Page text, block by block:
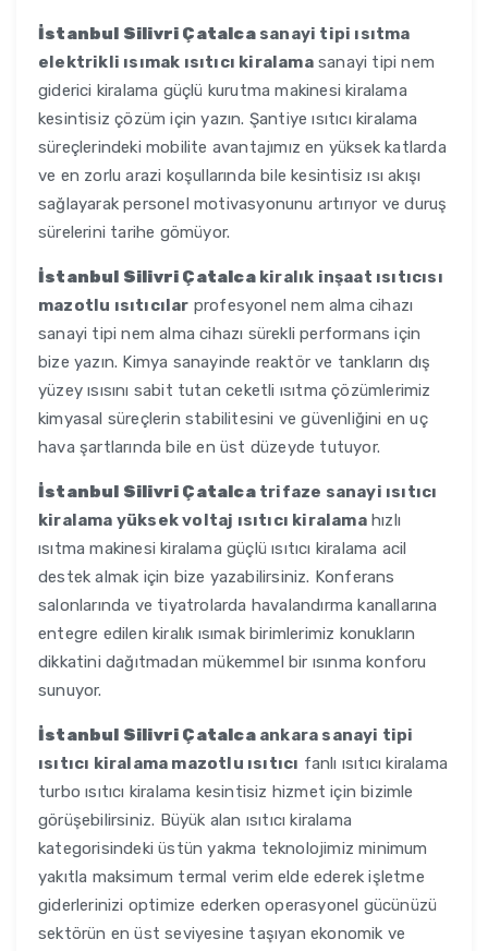
İstanbul Silivri Çatalcasanayi tipi ısıtma
elektrikli ısımak ısıtıcı kiralamasanayi tipi nem
giderici kiralama güçlü kurutma makinesi kiralama
kesintisiz çözüm için yazın. Şantiye ısıtıcı kiralama
süreçlerindeki mobilite avantajımız en yüksek katlarda
ve en zorlu arazi koşullarında bile kesintisiz ısı akışı
sağlayarak personel motivasyonunu artırıyor ve duruş
sürelerini tarihe gömüyor.
İstanbul Silivri Çatalcakiralık inşaat ısıtıcısı
mazotlu ısıtıcılar profesyonel nem alma cihazı
sanayi tipi nem alma cihazı sürekli performans için
bize yazın. Kimya sanayinde reaktör ve tankların dış
yüzey ısısını sabit tutan ceketli ısıtma çözümlerimiz
kimyasal süreçlerin stabilitesini ve güvenliğini en uç
hava şartlarında bile en üst düzeyde tutuyor.
İstanbul Silivri Çatalcatrifaze sanayi ısıtıcı
kiralama yüksek voltaj ısıtıcı kiralamahızlı
ısıtma makinesi kiralama güçlü ısıtıcı kiralama acil
destek almak için bize yazabilirsiniz. Konferans
salonlarında ve tiyatrolarda havalandırma kanallarına
entegre edilen kiralık ısımak birimlerimiz konukların
dikkatini dağıtmadan mükemmel bir ısınma konforu
sunuyor.
İstanbul Silivri Çatalcaankara sanayi tipi
ısıtıcı kiralama mazotlu ısıtıcı fanlı ısıtıcı kiralama
turbo ısıtıcı kiralama kesintisiz hizmet için bizimle
görüşebilirsiniz. Büyük alan ısıtıcı kiralama
kategorisindeki üstün yakma teknolojimiz minimum
yakıtla maksimum termal verim elde ederek işletme
giderlerinizi optimize ederken operasyonel gücünüzü
sektörün en üst seviyesine taşıyan ekonomik ve